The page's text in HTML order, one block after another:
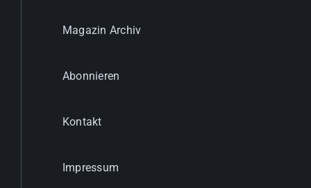
Magazin Archiv
Abonnieren
Kontakt
Impressum